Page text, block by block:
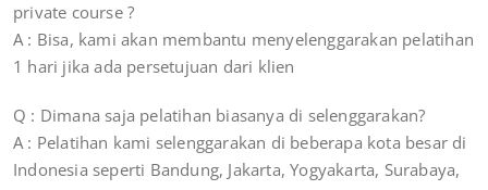
private course ?
A : Bisa, kami akan membantu menyelenggarakan pelatihan
1 hari jika ada persetujuan dari klien
Q : Dimana saja pelatihan biasanya di selenggarakan?
A : Pelatihan kami selenggarakan di beberapa kota besar di
Indonesia seperti Bandung, Jakarta, Yogyakarta, Surabaya,